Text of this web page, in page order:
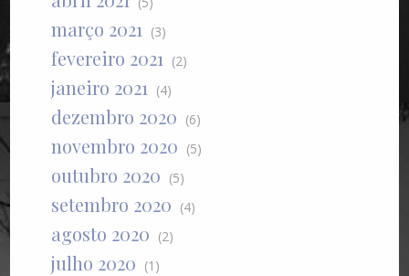
março 2021 (3)
fevereiro 2021 (2)
janeiro 2021 (4)
dezembro 2020 (6)
novembro 2020 (5)
outubro 2020 (5)
setembro 2020 (4)
agosto 2020 (2)
julho 2020 (1)